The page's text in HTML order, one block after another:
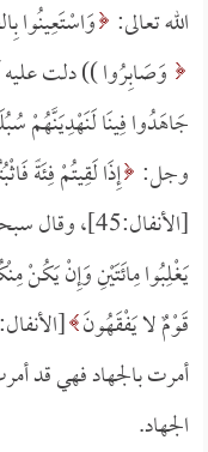
الله تعالى: وَاسْتَعِينُوا
وَصَابِرُوا )) دلت عليه
جَاهَدُوا فِينَا لَنَهْدِيَنَّهُمْ
وجل: إِذَا لَقِيتُمْ فِئَةً
[الأنفال:45]، وقال سبحانه:
يَغْلِبُوا مِائَتَيْنِ وَإِنْ يَكُنْ
قَوْمٌ لا يَفْقَهُونَ
أمرت بالجهاد فهي قد
الجهاد.